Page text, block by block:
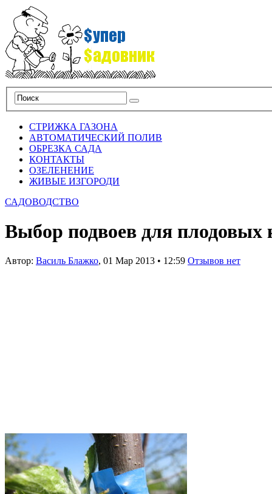
СТРИЖКА ГАЗОНА
АВТОМАТИЧЕСКИЙ ПОЛИВ
ОБРЕЗКА САДА
КОНТАКТЫ
ОЗЕЛЕНЕНИЕ
ЖИВЫЕ ИЗГОРОДИ
САДОВОДСТВО
Выбор подвоев для плодовых
Автор: Василь Блажко, 01 Мар 2013 • 12:59 Отзывов нет